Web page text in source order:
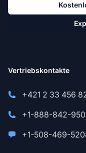
Vertriebskontakte
+421 2 33 456
+1-888-842-
+1-508-469-